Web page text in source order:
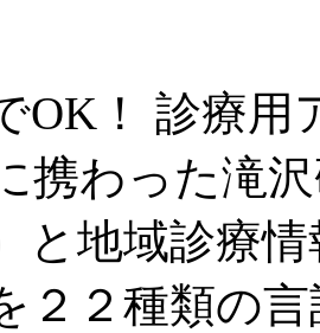
OK！ 診療
携わった滝
と地域診療
２２種類の